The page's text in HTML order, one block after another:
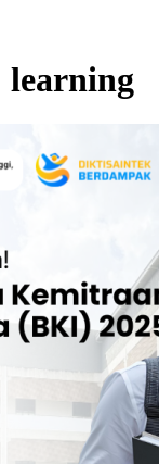
learning